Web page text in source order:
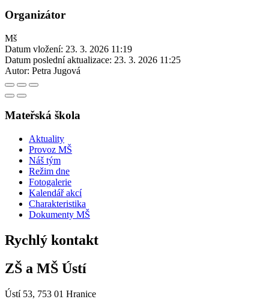
Organizátor
Mš
Datum vložení: 23. 3. 2026 11:19
Datum poslední aktualizace: 23. 3. 2026 11:25
Autor: Petra Jugová
Mateřská škola
Aktuality
Provoz MŠ
Náš tým
Režim dne
Fotogalerie
Kalendář akcí
Charakteristika
Dokumenty MŠ
Rychlý kontakt
ZŠ a MŠ Ústí
Ústí 53, 753 01 Hranice